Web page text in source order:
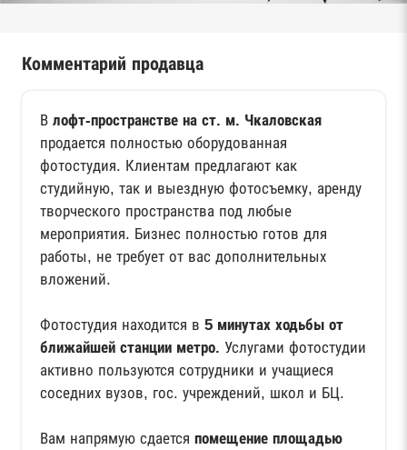
Комментарий продавца
В лофт-пространстве на ст. м. Чкаловская
продается полностью оборудованная
фотостудия. Клиентам предлагают как
студийную, так и выездную фотосъемку, аренду
творческого пространства под любые
мероприятия. Бизнес полностью готов для
работы, не требует от вас дополнительных
вложений.
Фотостудия находится в 5 минутах ходьбы от
ближайшей станции метро. Услугами фотостудии
активно пользуются сотрудники и учащиеся
соседних вузов, гос. учреждений, школ и БЦ.
Вам напрямую сдается помещение площадью